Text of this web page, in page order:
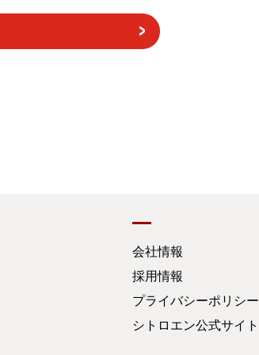
会社情報
採用情報
プライバシーポリシー
シトロエン公式サイト